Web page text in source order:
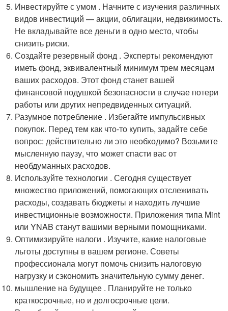
Инвестируйте с умом . Начните с изучения различных
видов инвестиций — акции, облигации, недвижимость.
Не вкладывайте все деньги в одно место, чтобы
снизить риски.
Создайте резервный фонд . Эксперты рекомендуют
иметь фонд, эквивалентный минимум трем месяцам
ваших расходов. Этот фонд станет вашей
финансовой подушкой безопасности в случае потери
работы или других непредвиденных ситуаций.
Разумное потребление . Избегайте импульсивных
покупок. Перед тем как что-то купить, задайте себе
вопрос: действительно ли это необходимо? Возьмите
мысленную паузу, что может спасти вас от
необдуманных расходов.
Используйте технологии . Сегодня существует
множество приложений, помогающих отслеживать
расходы, создавать бюджеты и находить лучшие
инвестиционные возможности. Приложения типа Mint
или YNAB станут вашими верными помощниками.
Оптимизируйте налоги . Изучите, какие налоговые
льготы доступны в вашем регионе. Советы
профессионала могут помочь снизить налоговую
нагрузку и сэкономить значительную сумму денег.
мышление на будущее . Планируйте не только
краткосрочные, но и долгосрочные цели.